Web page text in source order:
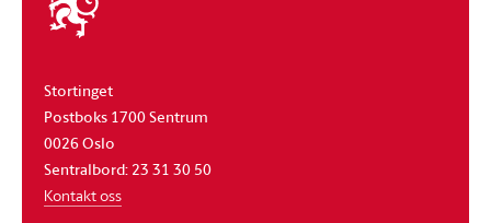
stortinget
Stortinget
Postboks 1700 Sentrum
0026 Oslo
Sentralbord: 23 31 30 50
Kontakt oss